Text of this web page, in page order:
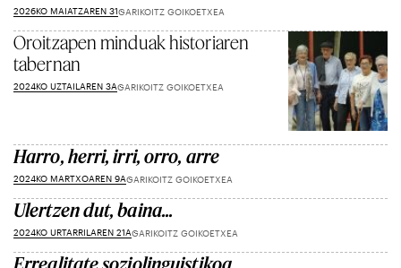
2026KO MAIATZAREN 31GARIKOITZ GOIKOETXEA
Oroitzapen minduak historiaren
tabernan
2024KO UZTAILAREN 3AGARIKOITZ GOIKOETXEA
Harro, herri, irri, orro, arre
2024KO MARTXOAREN 9AGARIKOITZ GOIKOETXEA
Ulertzen dut, baina...
2024KO URTARRILAREN 21AGARIKOITZ GOIKOETXEA